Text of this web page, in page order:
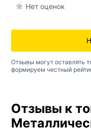
Отзывы к
Нет оценок
Отзывы могут оставлять
формируем честный